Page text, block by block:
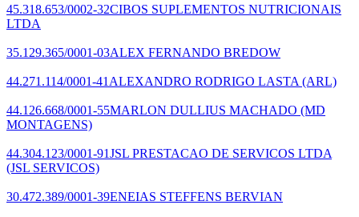
45.318.653/0002-32CIBOS SUPLEMENTOS NUTRICIONAIS
LTDA
35.129.365/0001-03ALEX FERNANDO BREDOW
44.271.114/0001-41 ALEXANDRO RODRIGO LASTA (ARL)
44.126.668/0001-55MARLON DULLIUS MACHADO (MD
MONTAGENS)
44.304.123/0001-91JSL PRESTACAO DE SERVICOS LTDA
(JSL SERVICOS)
30.472.389/0001-39ENEIAS STEFFENS BERVIAN